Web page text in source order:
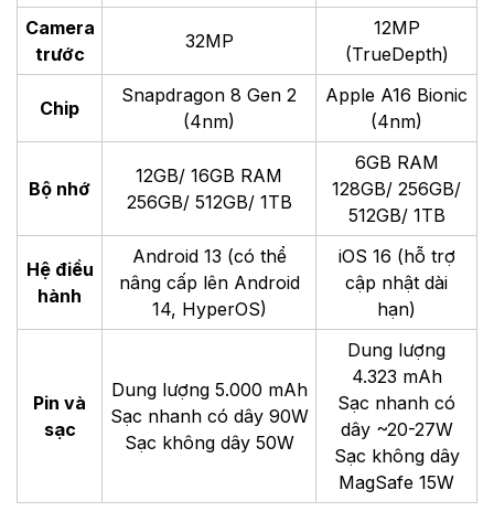
Camera
trước
32MP
12MP
(TrueDepth)
Chip
Snapdragon 8 Gen 2
(4nm)
Apple A16 Bionic
(4nm)
Bộ nhớ
12GB/ 16GB RAM
256GB/ 512GB/ 1TB
6GB RAM
128GB/ 256GB/
512GB/ 1TB
Hệ điều
hành
Android 13 (có thể
nâng cấp lên Android
14, HyperOS)
iOS 16 (hỗ trợ
cập nhật dài
hạn)
Pin và
sạc
Dung lượng 5.000 mAh
Sạc nhanh có dây 90W
Sạc không dây 50W
Dung lượng
4.323 mAh
Sạc nhanh có
dây ~20-27W
Sạc không dây
MagSafe 15W